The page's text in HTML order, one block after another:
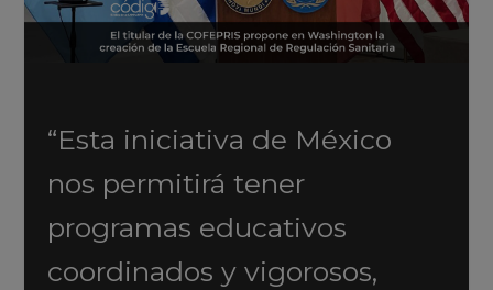
“Esta iniciativa de México
nos permitirá tener
programas educativos
coordinados y vigorosos,